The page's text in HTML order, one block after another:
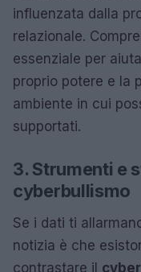
influenzata dalla
relazionale.
essenziale per
proprio potere e la
ambiente in cui
supportati.
3. Strumenti e
cyberbullismo
Se i dati ti
notizia è che
contrastare il